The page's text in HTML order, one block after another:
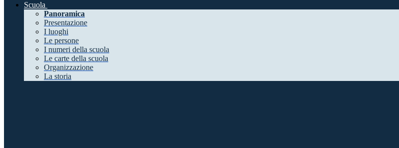
Scuola
Panoramica
Presentazione
I luoghi
Le persone
I numeri della scuola
Le carte della scuola
Organizzazione
La storia